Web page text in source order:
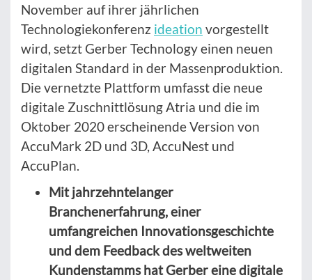
November auf ihrer jährlichen
Technologiekonferenz ideation vorgestellt
wird, setzt Gerber Technology einen neuen
digitalen Standard in der Massenproduktion.
Die vernetzte Plattform umfasst die neue
digitale Zuschnittlösung Atria und die im
Oktober 2020 erscheinende Version von
AccuMark 2D und 3D, AccuNest und
AccuPlan.
Mit jahrzehntelanger
Branchenerfahrung, einer
umfangreichen Innovationsgeschichte
und dem Feedback des weltweiten
Kundenstamms hat Gerber eine digitale